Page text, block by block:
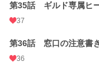
第35話 ギルド専属ヒ
37
第36話 窓口の注意書
36